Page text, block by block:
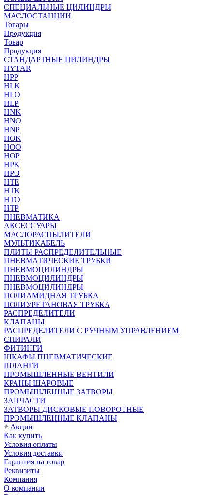
СПЕЦИАЛЬНЫЕ ЦИЛИНДРЫ
МАСЛОСТАНЦИИ
Товары
Продукция
Товар
Продукция
СТАНДАРТНЫЕ ЦИЛИНДРЫ
HYTAR
HPP
HLK
HLO
HLP
HNK
HNO
HNP
HOK
HOO
HOP
HPK
HPO
HTE
HTK
HTO
HTP
ПНЕВМАТИКА
АКСЕССУАРЫ
МАСЛОРАСПЫЛИТЕЛИ
МУЛЬТИКАБЕЛЬ
ПЛИТЫ РАСПРЕДЕЛИТЕЛЬНЫЕ
ПНЕВМАТИЧЕСКИЕ ТРУБКИ
ПНЕВМОЦИЛИНДРЫ
ПНЕВМОЦИЛИНДРЫ
ПНЕВМОЦИЛИНДРЫ
ПОЛИАМИДНАЯ ТРУБКА
ПОЛИУРЕТАНОВАЯ ТРУБКА
РАСПРЕДЕЛИТЕЛИ
КЛАПАНЫ
РАСПРЕДЕЛИТЕЛИ С РУЧНЫМ УПРАВЛЕНИЕМ
СПИРАЛИ
ФИТИНГИ
ШКАФЫ ПНЕВМАТИЧЕСКИЕ
ШЛАНГИ
ПРОМЫШЛЕННЫЕ ВЕНТИЛИ
КРАНЫ ШАРОВЫЕ
ПРОМЫШЛЕННЫЕ ЗАТВОРЫ
ЗАПЧАСТИ
ЗАТВОРЫ ДИСКОВЫЕ ПОВОРОТНЫЕ
ПРОМЫШЛЕННЫЕ КЛАПАНЫ
Акции
Как купить
Условия оплаты
Условия доставки
Гарантия на товар
Реквизиты
Компания
О компании